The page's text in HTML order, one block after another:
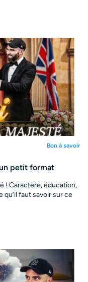
Bon à savoir
petit format
! Caractère, éducation,
qu’il faut savoir sur ce